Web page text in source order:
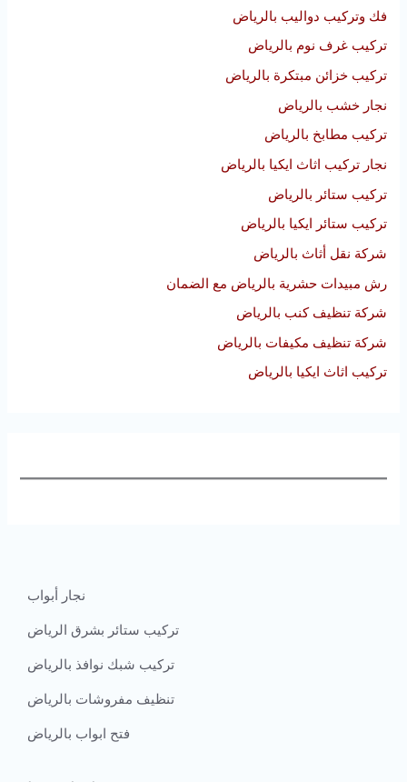
فك وتركيب دواليب بالرياض
تركيب غرف نوم بالرياض
تركيب خزائن مبتكرة بالرياض
نجار خشب بالرياض
تركيب مطابخ بالرياض
نجار تركيب اثاث ايكيا بالرياض
تركيب ستائر بالرياض
تركيب ستائر ايكيا بالرياض
شركة نقل أثاث بالرياض
رش مبيدات حشرية بالرياض مع الضمان
شركة تنظيف كنب بالرياض
شركة تنظيف مكيفات بالرياض
تركيب اثاث ايكيا بالرياض
نجار أبواب
تركيب ستائر بشرق الرياض
تركيب شبك نوافذ بالرياض
تنظيف مفروشات بالرياض
فتح ابواب بالرياض